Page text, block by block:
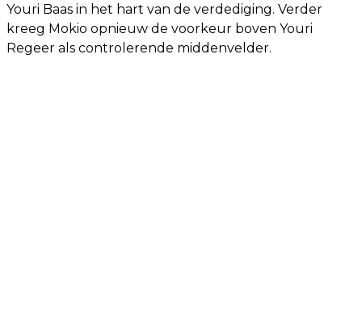
Youri Baas in het hart van de verdediging. Verder
kreeg Mokio opnieuw de voorkeur boven Youri
Regeer als controlerende middenvelder.